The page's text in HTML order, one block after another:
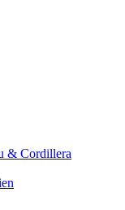
& Cordillera